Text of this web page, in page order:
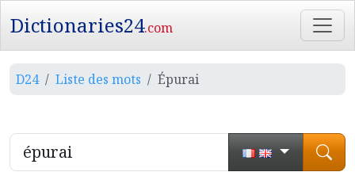
Dictionaries24.com
D24 Liste des mots Épurai